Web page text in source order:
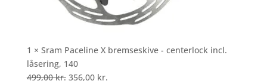
1 × Sram Paceline X bremseskive - centerlock incl.
låsering, 140
499,00kr. Den
356,00 kr.Den